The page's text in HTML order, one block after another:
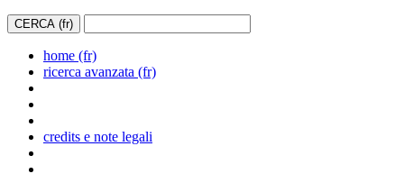
home (fr)
ricerca avanzata (fr)
credits e note legali